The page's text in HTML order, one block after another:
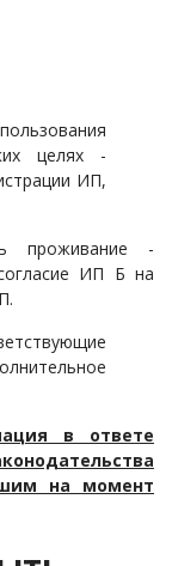
целях -
ИП,
проживание -
ИП Б на
в ответе
на момент